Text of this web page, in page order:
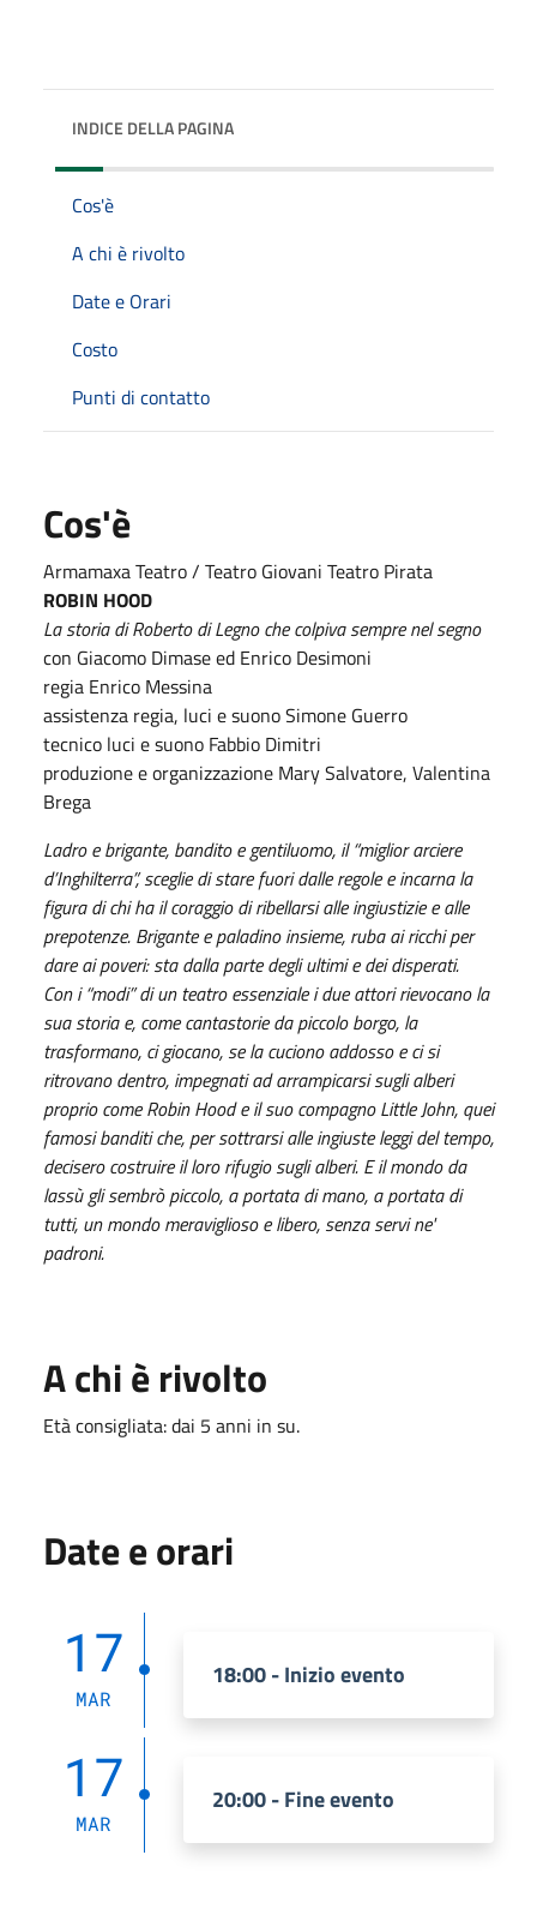
INDICE DELLA PAGINA
Cos'è
A chi è rivolto
Date e Orari
Costo
Punti di contatto
Cos'è
Armamaxa Teatro / Teatro Giovani Teatro Pirata
ROBIN HOOD
La storia di Roberto di Legno che colpiva sempre nel segno
con Giacomo Dimase ed Enrico Desimoni
regia Enrico Messina
assistenza regia, luci e suono Simone Guerro
tecnico luci e suono Fabbio Dimitri
produzione e organizzazione Mary Salvatore, Valentina
Brega
Ladro e brigante, bandito e gentiluomo, il “miglior arciere
d’Inghilterra”, sceglie di stare fuori dalle regole e incarna la
figura di chi ha il coraggio di ribellarsi alle ingiustizie e alle
prepotenze. Brigante e paladino insieme, ruba ai ricchi per
dare ai poveri: sta dalla parte degli ultimi e dei disperati.
Con i “modi” di un teatro essenziale i due attori rievocano la
sua storia e, come cantastorie da piccolo borgo, la
trasformano, ci giocano, se la cuciono addosso e ci si
ritrovano dentro, impegnati ad arrampicarsi sugli alberi
proprio come Robin Hood e il suo compagno Little John, quei
famosi banditi che, per sottrarsi alle ingiuste leggi del tempo,
decisero costruire il loro rifugio sugli alberi. E il mondo da
lassù gli sembrò piccolo, a portata di mano, a portata di
tutti, un mondo meraviglioso e libero, senza servi ne'
padroni.
A chi è rivolto
Età consigliata: dai 5 anni in su.
Date e orari
17
MAR
18:00 - Inizio evento
17
MAR
20:00 - Fine evento